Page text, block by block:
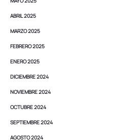
ABRIL 2025
MARZO 2025
FEBRERO 2025
ENERO 2025
DICIEMBRE 2024
NOVIEMBRE 2024
OCTUBRE 2024
SEPTIEMBRE 2024
AGOSTO 2024